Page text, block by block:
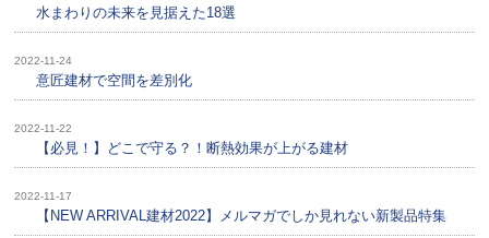
水まわりの未来を見据えた18選
2022-11-24
意匠建材で空間を差別化
2022-11-22
【必見！】どこで守る？！断熱効果が上がる建材
2022-11-17
【NEW ARRIVAL建材2022】メルマガでしか見れない新製品特集